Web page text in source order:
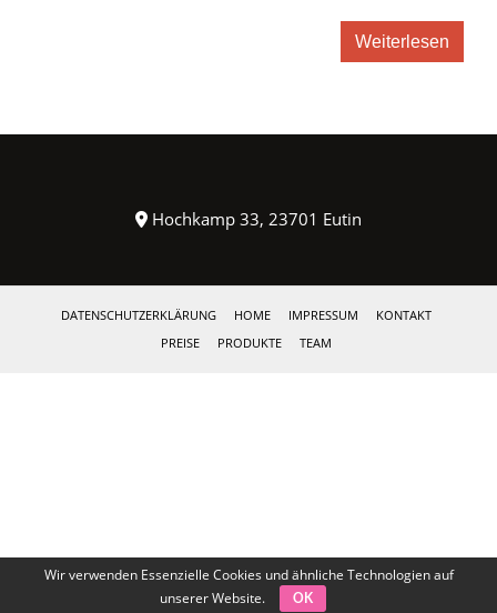
Weiterlesen
Hochkamp 33, 23701 Eutin
DATENSCHUTZERKLÄRUNG HOME IMPRESSUM
KONTAKT
PREISE
PRODUKTE TEAM
Wir verwenden Essenzielle Cookies und ähnliche Technologien auf
unserer Website.
OK